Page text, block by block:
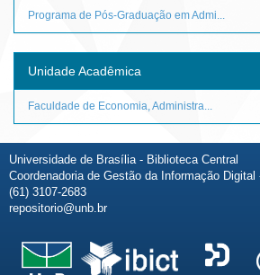
Programa de Pós-Graduação em Admi...
Unidade Acadêmica
Faculdade de Economia, Administra...
Universidade de Brasília - Biblioteca Central
Coordenadoria de Gestão da Informação Digital
(61) 3107-2683
repositorio@unb.br